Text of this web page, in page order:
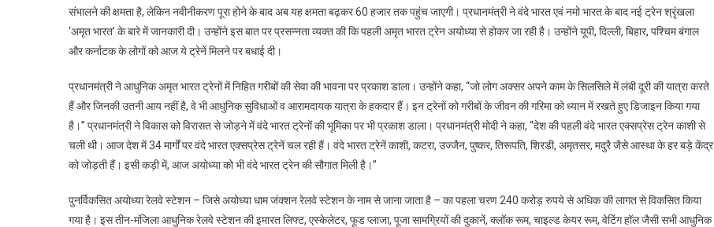
जंक्शन
रेलवे
उद्घाटन
किया
संभालने की क्षमता है, लेकिन नवीनीकरण पूरा होने के बाद अब यह क्षमता बढ़कर 60 हजार तक पहुंच जाएगी। प्रधानमंत्री ने वंदे भारत एवं नमो भारत के बाद नई ट्रेन श्रृंखला
‘अमृत भारत’ के बारे में जानकारी दी। उन्होंने इस बात पर प्रसन्नता व्यक्त की कि पहली अमृत भारत ट्रेन अयोध्या से होकर जा रही है। उन्होंने यूपी, दिल्ली, बिहार, पश्चिम बंगाल
और कर्नाटक के लोगों को आज ये ट्रेनें मिलने पर बधाई दी।
प्रधानमंत्री ने आधुनिक अमृत भारत ट्रेनों में निहित गरीबों की सेवा की भावना पर प्रकाश डाला। उन्होंने कहा, “जो लोग अक्सर अपने काम के सिलसिले में लंबी दूरी की यात्रा करते
हैं और जिनकी उतनी आय नहीं है, वे भी आधुनिक सुविधाओं व आरामदायक यात्रा के हकदार हैं। इन ट्रेनों को गरीबों के जीवन की गरिमा को ध्यान में रखते हुए डिजाइन किया गया
है।” प्रधानमंत्री ने विकास को विरासत से जोड़ने में वंदे भारत ट्रेनों की भूमिका पर भी प्रकाश डाला। प्रधानमंत्री मोदी ने कहा, “देश की पहली वंदे भारत एक्सप्रेस ट्रेन काशी से
चली थी। आज देश में 34 मार्गों पर वंदे भारत एक्सप्रेस ट्रेनें चल रही हैं। वंदे भारत ट्रेनें काशी, कटरा, उज्‍जैन, पुष्‍कर, तिरूपति, शिरडी, अमृतसर, मदुरै जैसे आस्था के हर बड़े केंद्र
को जोड़ती हैं। इसी कड़ी में, आज अयोध्या को भी वंदे भारत ट्रेन की सौगात मिली है।”
पुनर्विकसित अयोध्या रेलवे स्टेशन – जिसे अयोध्या धाम जंक्शन रेलवे स्टेशन के नाम से जाना जाता है – का पहला चरण 240 करोड़ रुपये से अधिक की लागत से विकसित किया
गया है। इस तीन-मंजिला आधुनिक रेलवे स्टेशन की इमारत लिफ्ट, एस्केलेटर, फूड प्लाजा, पूजा सामग्रियों की दुकानें, क्लॉक रूम, चाइल्ड केयर रूम, वेटिंग हॉल जैसी सभी आधुनिक